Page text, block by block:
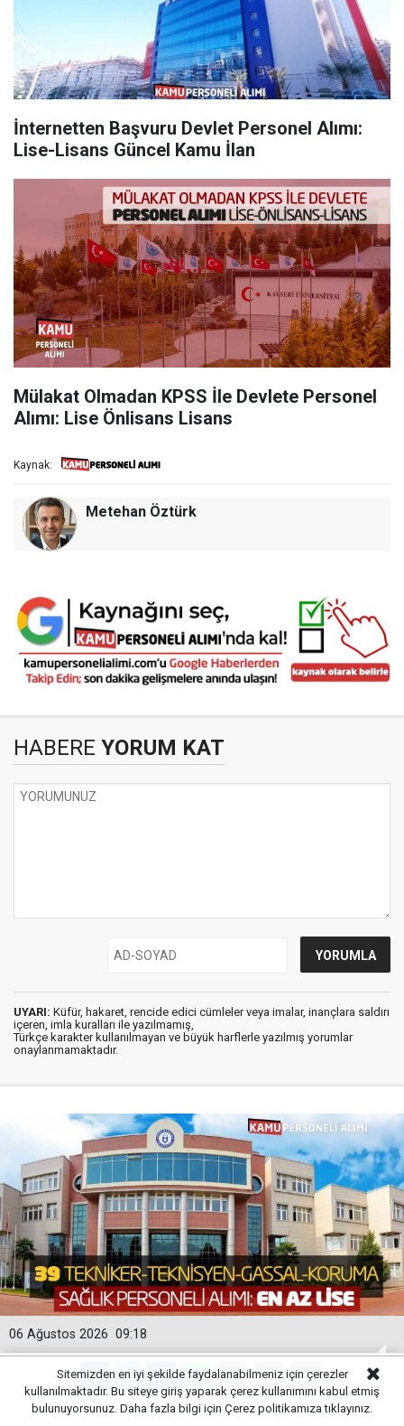
İnternetten Başvuru Devlet Personel Alımı:
Lise-Lisans Güncel Kamu İlan
Mülakat Olmadan KPSS İle Devlete Personel
Alımı: Lise Önlisans Lisans
Kaynak:
Metehan Öztürk
HABERE YORUM KAT
UYARI: Küfür, hakaret, rencide edici cümleler veya imalar, inançlara saldırı
içeren, imla kuralları ile yazılmamış,
Türkçe karakter kullanılmayan ve büyük harflerle yazılmış yorumlar
onaylanmamaktadır.
09:18
06 Ağustos 2026
Sitemizden en iyi şekilde faydalanabilmeniz için çerezler
kullanılmaktadır. Bu siteye giriş yaparak çerez kullanımını kabul etmiş
bulunuyorsunuz. Daha fazla bilgi için Çerez politikamıza tıklayınız.